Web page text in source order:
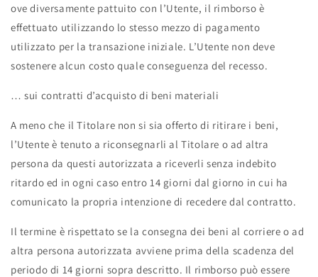
ove diversamente pattuito con l’Utente, il rimborso è
effettuato utilizzando lo stesso mezzo di pagamento
utilizzato per la transazione iniziale. L’Utente non deve
sostenere alcun costo quale conseguenza del recesso.
… sui contratti d’acquisto di beni materiali
A meno che il Titolare non si sia offerto di ritirare i beni,
l’Utente è tenuto a riconsegnarli al Titolare o ad altra
persona da questi autorizzata a riceverli senza indebito
ritardo ed in ogni caso entro 14 giorni dal giorno in cui ha
comunicato la propria intenzione di recedere dal contratto.
Il termine è rispettato se la consegna dei beni al corriere o ad
altra persona autorizzata avviene prima della scadenza del
periodo di 14 giorni sopra descritto. Il rimborso può essere